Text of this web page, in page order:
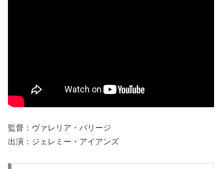
監督：ヴァレリア・パリージ
出演：ジェレミー・アイアンズ